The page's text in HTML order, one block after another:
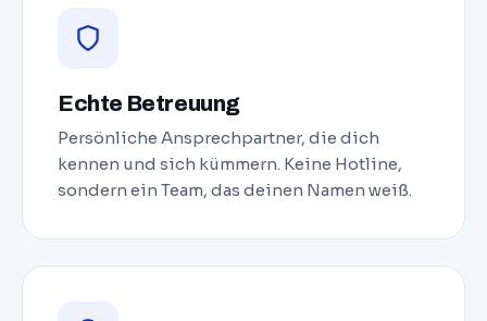
Echte Betreuung
Persönliche Ansprechpartner, die dich
kennen und sich kümmern. Keine Hotline,
sondern ein Team, das deinen Namen weiß.